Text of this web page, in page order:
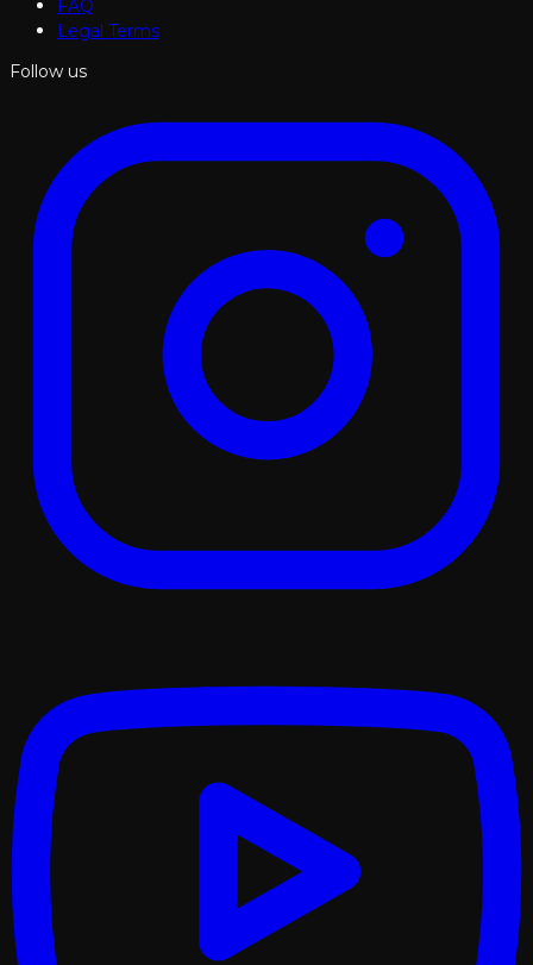
FAQ
Legal Terms
Follow us